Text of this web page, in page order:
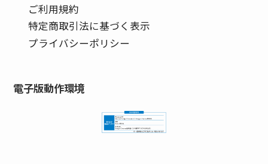
ご利用規約
特定商取引法に基づく表示
プライバシーポリシー
電子版動作環境